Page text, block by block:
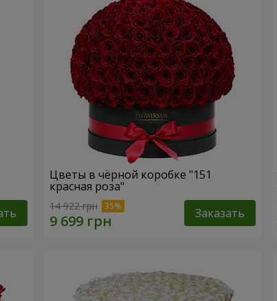
Цветы в чёрной коробке "151
красная роза"
14 922 грн Заказать